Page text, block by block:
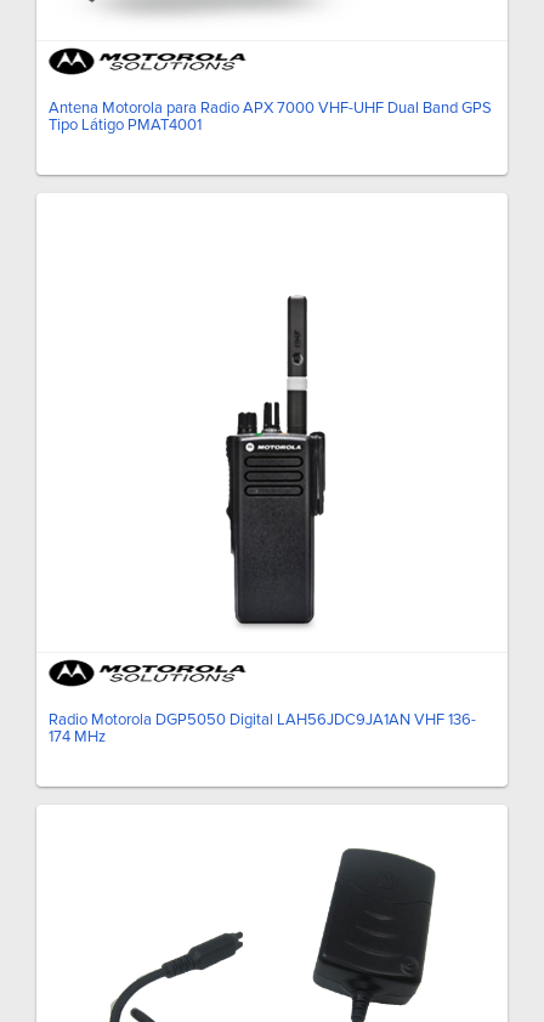
Antena Motorola para Radio APX 7000 VHF-UHF Dual Band GPS
Tipo Látigo PMAT4001
Radio Motorola DGP5050 Digital LAH56JDC9JA1AN VHF 136-
174 MHz